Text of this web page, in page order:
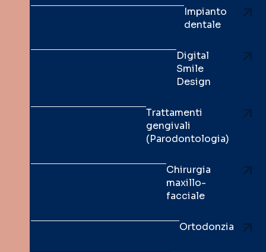
Impianto
dentale
Digital
Smile
Design
Trattamenti
gengivali
(Parodontologia)
Chirurgia
maxillo-
facciale
Ortodonzia